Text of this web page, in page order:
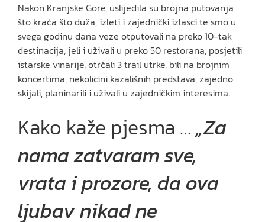
Nakon Kranjske Gore, uslijedila su brojna putovanja
što kraća što duža, izleti i zajednički izlasci te smo u
svega godinu dana veze otputovali na preko 10-tak
destinacija, jeli i uživali u preko 50 restorana, posjetili
istarske vinarije, otrčali 3 trail utrke, bili na brojnim
koncertima, nekolicini kazališnih predstava, zajedno
skijali, planinarili i uživali u zajedničkim interesima.
Kako kaže pjesma …„Za
nama zatvaram sve,
vrata i prozore, da ova
ljubav nikad ne